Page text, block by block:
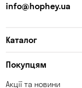
info@hophey.ua
Каталог
Покупцям
Акції та новини